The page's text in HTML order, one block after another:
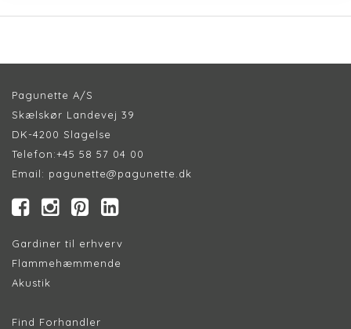
Pagunette A/S
Skælskør Landevej 39
DK-4200 Slagelse
Telefon:+45 58 57 04 00
Email: pagunette@pagunette.dk
Gardiner til erhverv
Flammehæmmende
Akustik
Find Forhandler